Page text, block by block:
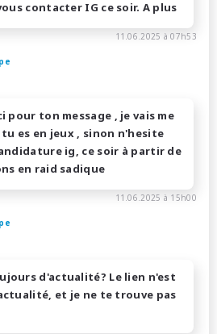
contacter IG ce soir. A plus
11.06.2025 à 07h53
pour ton message , je vais me
es en jeux , sinon n'hesite
ig, ce soir à partir de
en raid sadique
11.06.2025 à 15h00
d'actualité? Le lien n'est
et je ne te trouve pas